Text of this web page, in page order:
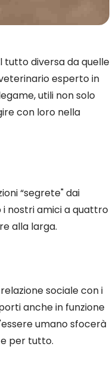
tutto diversa da quelle
esperto in
utili non solo
con loro nella
“segrete" dai
i nostri amici a quattro
alla larga.
sociale con i
anche in funzione
umano sfocerà
per tutto.